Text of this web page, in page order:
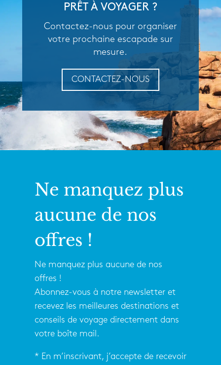
PRÊT À VOYAGER ?
Contactez-nous pour organiser
votre prochaine escapade sur
mesure.
CONTACTEZ-NOUS
Ne manquez plus
aucune de nos
offres !
Ne manquez plus aucune de nos
offres !
Abonnez-vous à notre newsletter et
recevez les meilleures destinations et
conseils de voyage directement dans
votre boîte mail.
* En m’inscrivant, j’accepte de recevoir